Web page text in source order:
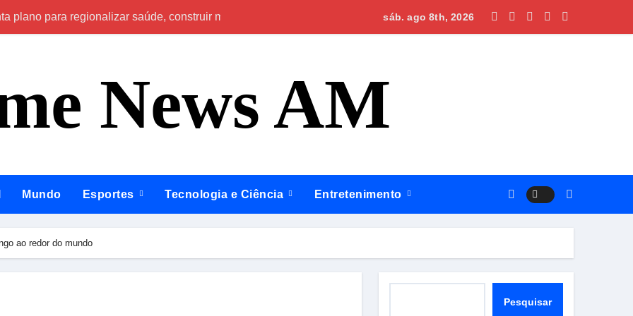
plano para regionalizar saúde, construir maternidades e hospital regional em Itacoatiara
têm até 14 de agosto para comprovar informações
cinco mortos e mais de 30 feridos
feridos na Avenida do Turismo, em Manaus
sobre propostas para fortalecer segurança, qualificação profissional e ampliar serviços públicos
sáb. ago 8th, 2026
News AM
Mundo Esportes Tecnologia e Ciência Entretenimento
ao redor do mundo
Pesquisar